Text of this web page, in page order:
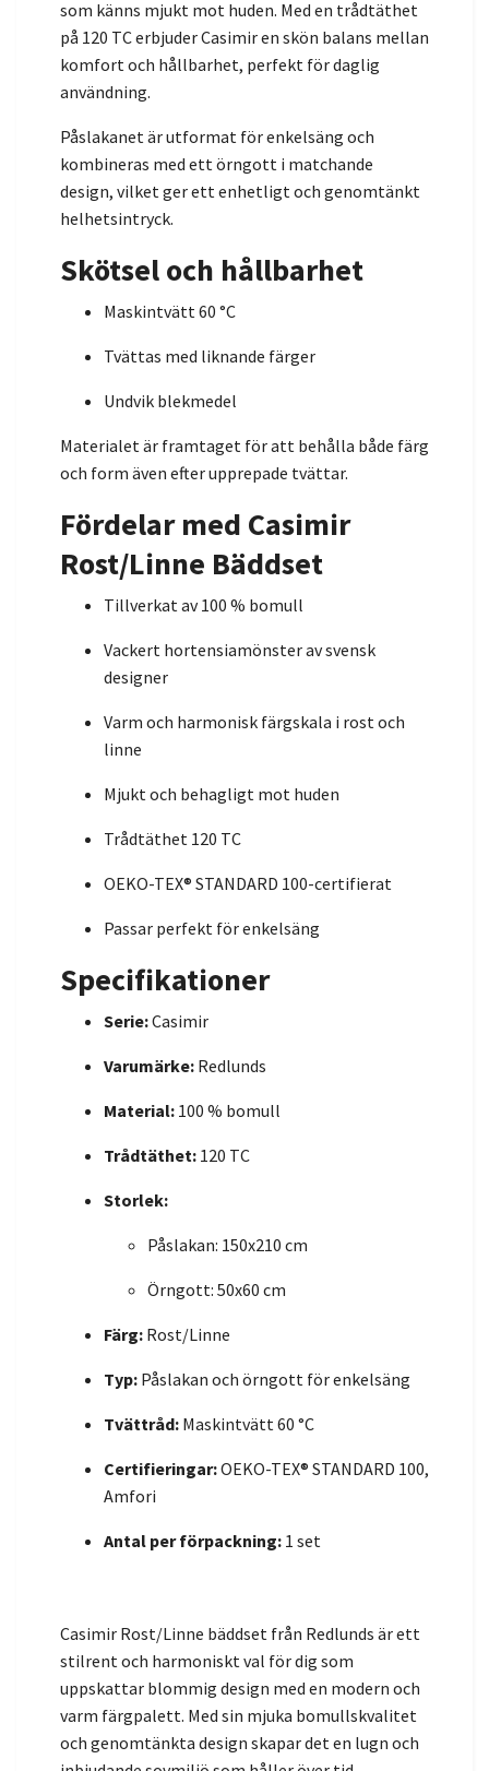
som känns mjukt mot huden. Med en trådtäthet
på 120 TC erbjuder Casimir en skön balans mellan
komfort och hållbarhet, perfekt för daglig
användning.
Påslakanet är utformat för enkelsäng och
kombineras med ett örngott i matchande
design, vilket ger ett enhetligt och genomtänkt
helhetsintryck.
Skötsel och hållbarhet
Maskintvätt 60 °C
Tvättas med liknande färger
Undvik blekmedel
Materialet är framtaget för att behålla både färg
och form även efter upprepade tvättar.
Fördelar med Casimir
Rost/Linne Bäddset
Tillverkat av 100 % bomull
Vackert hortensiamönster av svensk
designer
Varm och harmonisk färgskala i rost och
linne
Mjukt och behagligt mot huden
Trådtäthet 120 TC
OEKO-TEX® STANDARD 100-certifierat
Passar perfekt för enkelsäng
Specifikationer
Serie:Casimir
Varumärke: Redlunds
Material: 100 % bomull
Trådtäthet: 120 TC
Storlek:
Påslakan: 150x210 cm
Örngott: 50x60 cm
Färg: Rost/Linne
Typ: Påslakan och örngott för enkelsäng
Tvättråd: Maskintvätt 60 °C
Certifieringar:OEKO-TEX® STANDARD 100,
Amfori
Antal per förpackning: 1 set
Casimir Rost/Linne bäddset från Redlunds är ett
stilrent och harmoniskt val för dig som
uppskattar blommig design med en modern och
varm färgpalett. Med sin mjuka bomullskvalitet
och genomtänkta design skapar det en lugn och